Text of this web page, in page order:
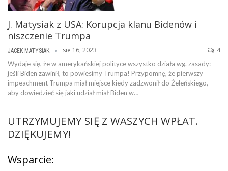
J. Matysiak z USA: Korupcja klanu Bidenów i
niszczenie Trumpa
JACEK MATYSIAK sie 16, 2023 4
Wydaje się, że w amerykańskiej polityce wszystko działa wg. zasady:
jeśli Biden zawinił, to powiesimy Trumpa! Przypomnę, że pierwszy
impeachment Trumpa miał miejsce kiedy zadzwonił do Żeleńskiego,
aby dowiedzieć się jaki udział miał Biden w…
UTRZYMUJEMY SIĘ Z WASZYCH WPŁAT.
DZIĘKUJEMY!
Wsparcie: